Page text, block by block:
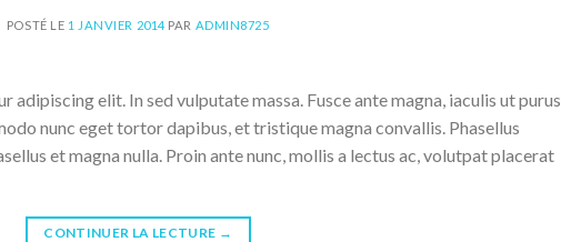
POSTÉ LE 1 JANVIER 2014PAR ADMIN8725
adipiscing elit. In sed vulputate massa. Fusce ante magna, iaculis ut purus
nunc eget tortor dapibus, et tristique magna convallis. Phasellus
et magna nulla. Proin ante nunc, mollis a lectus ac, volutpat placerat
CONTINUER LA LECTURE →